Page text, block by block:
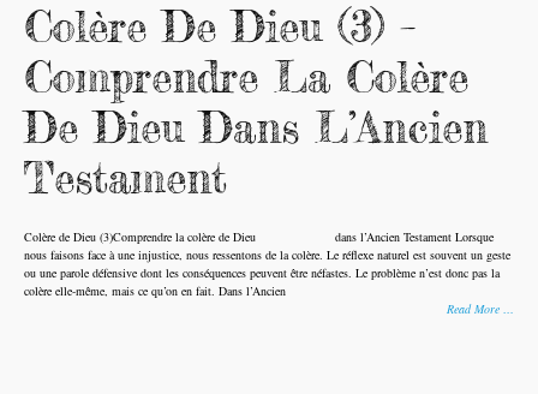
Colère De Dieu (3) –
Comprendre La Colère
De Dieu Dans L’Ancien
Testament
Colère de Dieu (3)Comprendre la colère de Dieu dans l’Ancien Testament Lorsque
nous faisons face à une injustice, nous ressentons de la colère. Le réflexe naturel est souvent un geste
ou une parole défensive dont les conséquences peuvent être néfastes. Le problème n’est donc pas la
colère elle-même, mais ce qu’on en fait. Dans l’Ancien
Read More …